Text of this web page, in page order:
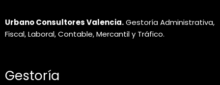
Urbano Consultores Valencia.Gestoría Administrativa,
Fiscal, Laboral, Contable, Mercantil y Tráfico.
Gestoría